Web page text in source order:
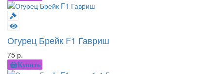
Огурец Брейк F1 Гавриш
75 р.
Купить